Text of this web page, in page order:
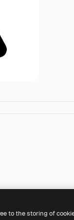
to the storing of